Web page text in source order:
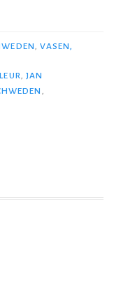
VASEN,
JAN